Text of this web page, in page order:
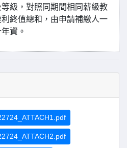
級，對照同期間相同薪級教
終值總和，由申請補繳人一
資。